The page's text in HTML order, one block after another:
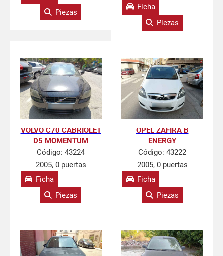
Piezas
Ficha
Piezas
VOLVO C70 CABRIOLET
D5 MOMENTUM
Código: 43224
2005, 0 puertas
Ficha
Piezas
OPEL ZAFIRA B
ENERGY
Código: 43222
2005, 0 puertas
Ficha
Piezas